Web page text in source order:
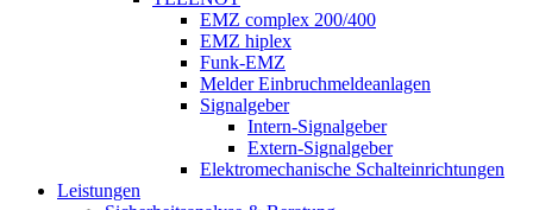
EMZ complex 200/400
EMZ hiplex
Funk-EMZ
Melder Einbruchmeldeanlagen
Signalgeber
Intern-Signalgeber
Extern-Signalgeber
Elektromechanische Schalteinrichtungen
Leistungen